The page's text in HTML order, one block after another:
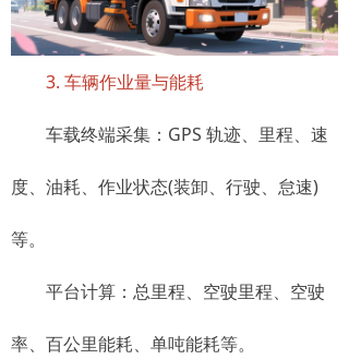
3. 车辆作业量与能耗
车载终端采集：GPS 轨迹、里程、速
度、油耗、作业状态(装卸、行驶、怠速)
等。
平台计算：总里程、空驶里程、空驶
率、百公里能耗、单吨能耗等。